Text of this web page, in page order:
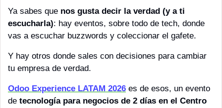
Ya sabes que nos gusta decir la verdad (y a ti
escucharla): hay eventos, sobre todo de tech, donde
vas a escuchar buzzwords y coleccionar el gafete.
Y hay otros donde sales con decisiones para cambiar
tu empresa de verdad.
Odoo Experience LATAM 2026 es de esos, un evento
de tecnología para negocios de 2 días en el Centro